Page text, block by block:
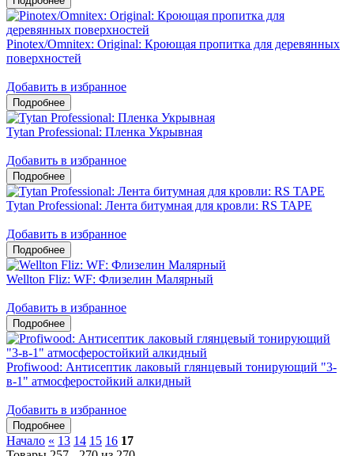
Pinotex/Omnitex: Original: Кроющая пропитка для деревянных
поверхностей
Добавить в избранное
Tytan Professional: Пленка Укрывная
Добавить в избранное
Tytan Professional: Лента битумная для кровли: RS TAPE
Добавить в избранное
Wellton Fliz: WF: Флизелин Малярный
Добавить в избранное
Profiwood: Антисептик лаковый глянцевый тонирующий "3-
в-1" атмосферостойкий алкидный
Добавить в избранное
Начало « 13 14 15 16 17